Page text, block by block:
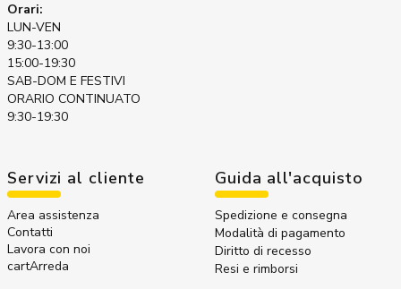
Orari:
LUN-VEN
9:30-13:00
15:00-19:30
SAB-DOM E FESTIVI
ORARIO CONTINUATO
9:30-19:30
Servizi al cliente
Area assistenza
Contatti
Lavora con noi
cartArreda
Guida all'acquisto
Spedizione e consegna
Modalità di pagamento
Diritto di recesso
Resi e rimborsi